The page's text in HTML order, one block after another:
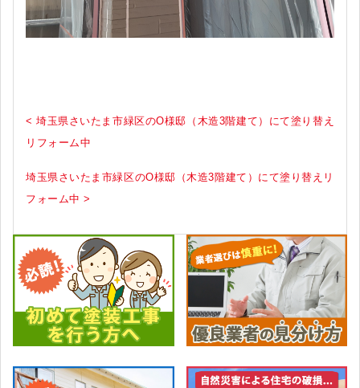
< 埼玉県さいたま市緑区のO様邸（木造3階建て）にて塗り替え
リフォーム中
埼玉県さいたま市緑区のO様邸（木造3階建て）にて塗り替えリ
フォーム中 >